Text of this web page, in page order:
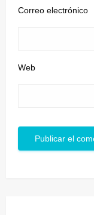
Correo electrónico
Web